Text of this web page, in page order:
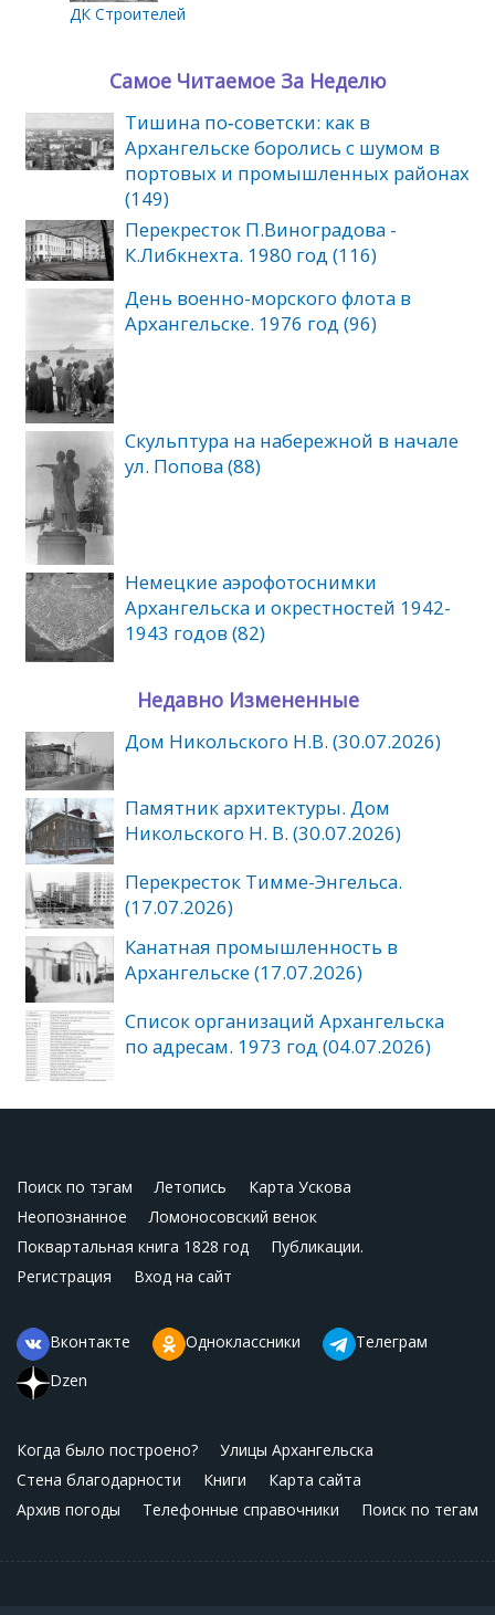
ДК Строителей
Самое Читаемое За Неделю
Тишина по‑советски: как в
Архангельске боролись с шумом в
портовых и промышленных районах
(149)
Перекресток П.Виноградова -
К.Либкнехта. 1980 год (116)
День военно-морского флота в
Архангельске. 1976 год (96)
Скульптура на набережной в начале
ул. Попова (88)
Немецкие аэрофотоснимки
Архангельска и окрестностей 1942-
1943 годов (82)
Недавно Измененные
Дом Никольского Н.В. (30.07.2026)
Памятник архитектуры. Дом
Никольского Н. В. (30.07.2026)
Перекресток Тимме-Энгельса.
(17.07.2026)
Канатная промышленность в
Архангельске (17.07.2026)
Список организаций Архангельска
по адресам. 1973 год (04.07.2026)
Поиск по тэгам Летопись
Карта Ускова
Неопознанное
Ломоносовский венок
Поквартальная книга 1828 год
Публикации.
Регистрация
Вход на сайт
Вконтакте Одноклассники
Телеграм
Dzen
Когда было построено?
Улицы Архангельска
Стена благодарности
Книги
Карта сайта
Архив погоды
Телефонные справочники Поиск по тегам